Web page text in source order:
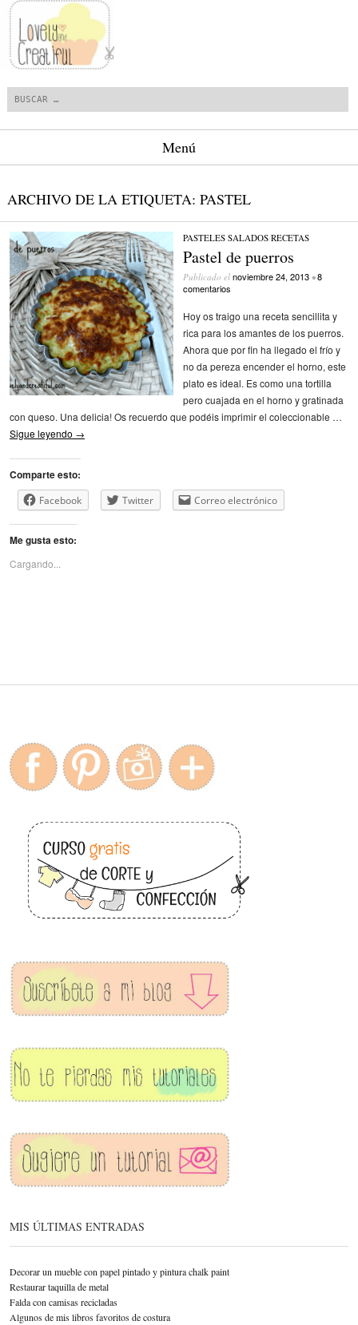
Menú
ARCHIVO DE LA ETIQUETA: PASTEL
PASTELES SALADOS/RECETAS
Pastel de puerros
Publicado el noviembre 24, 2013 •8
comentarios
Hoy os traigo una receta sencillita y
rica para los amantes de los puerros.
Ahora que por fin ha llegado el frío y
no da pereza encender el horno, este
plato es ideal. Es como una tortilla
pero cuajada en el horno y gratinada
con queso. Una delicia! Os recuerdo que podéis imprimir el coleccionable …
Sigue leyendo →
Comparte esto:
Facebook Twitter Correo electrónico
Me gusta esto:
Cargando...
MIS ÚLTIMAS ENTRADAS
Decorar un mueble con papel pintado y pintura chalk paint
Restaurar taquilla de metal
Falda con camisas recicladas
Algunos de mis libros favoritos de costura